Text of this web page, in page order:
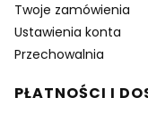
Twoje zamówienia
Ustawienia konta
Przechowalnia
PŁATNOŚCI I